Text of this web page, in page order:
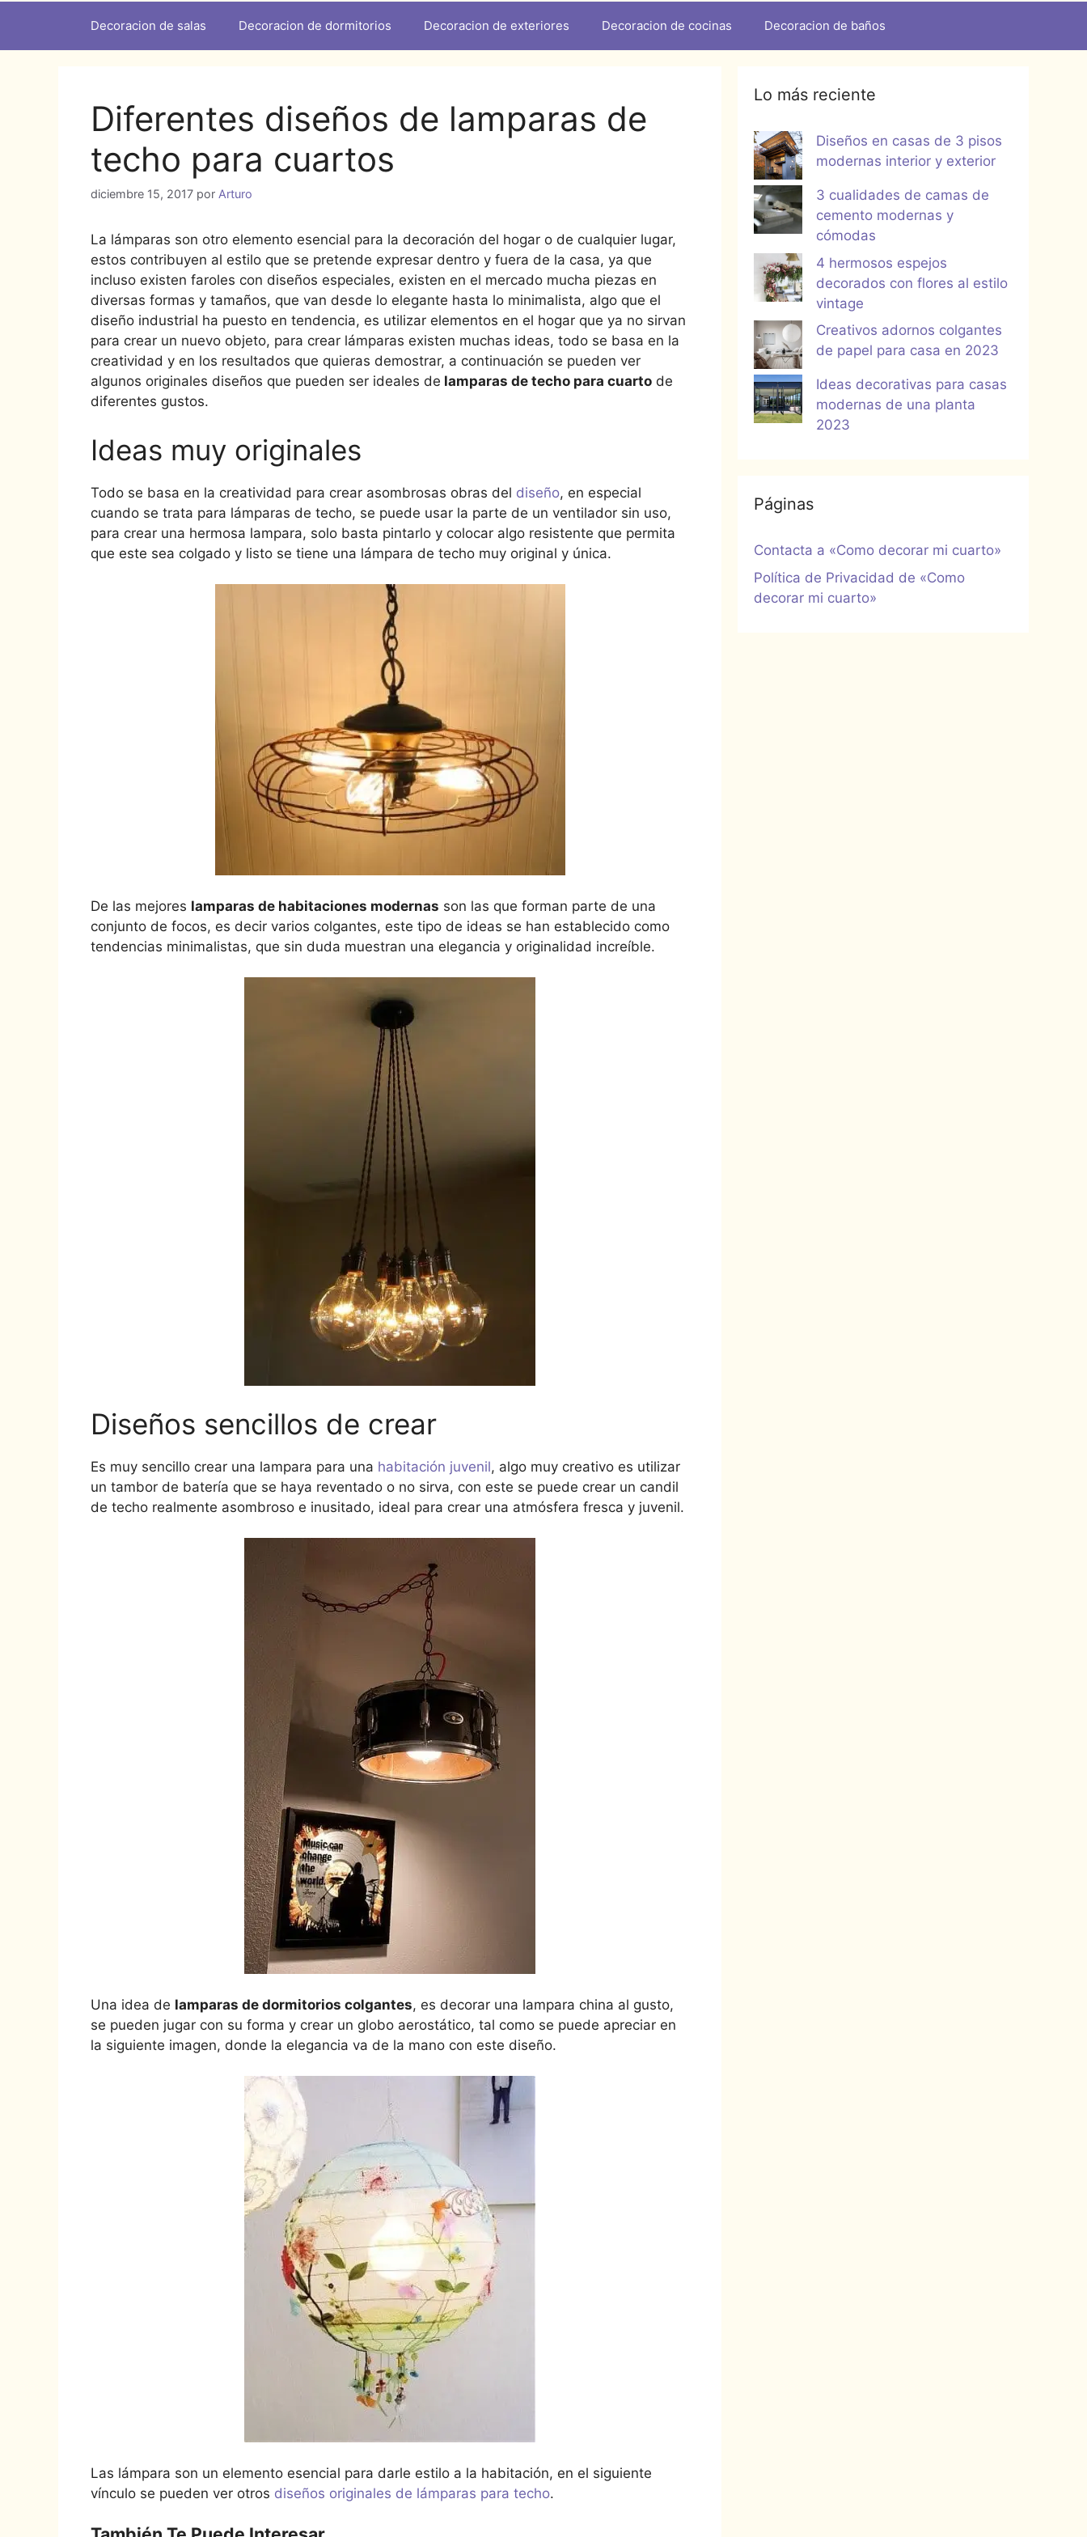
Decoracion de salas Decoracion de dormitorios Decoracion de exteriores Decoracion de cocinas Decoracion de baños
Diferentes diseños de lamparas de
techo para cuartos
diciembre 15, 2017 por Arturo
La lámparas son otro elemento esencial para la decoración del hogar o de cualquier lugar,
estos contribuyen al estilo que se pretende expresar dentro y fuera de la casa, ya que
incluso existen faroles con diseños especiales, existen en el mercado mucha piezas en
diversas formas y tamaños, que van desde lo elegante hasta lo minimalista, algo que el
diseño industrial ha puesto en tendencia, es utilizar elementos en el hogar que ya no sirvan
para crear un nuevo objeto, para crear lámparas existen muchas ideas, todo se basa en la
creatividad y en los resultados que quieras demostrar, a continuación se pueden ver
algunos originales diseños que pueden ser ideales de lamparas de techo para cuarto de
diferentes gustos.
Ideas muy originales
Todo se basa en la creatividad para crear asombrosas obras del diseño, en especial
cuando se trata para lámparas de techo, se puede usar la parte de un ventilador sin uso,
para crear una hermosa lampara, solo basta pintarlo y colocar algo resistente que permita
que este sea colgado y listo se tiene una lámpara de techo muy original y única.
De las mejores lamparas de habitaciones modernas son las que forman parte de una
conjunto de focos, es decir varios colgantes, este tipo de ideas se han establecido como
tendencias minimalistas, que sin duda muestran una elegancia y originalidad increíble.
Diseños sencillos de crear
Es muy sencillo crear una lampara para una habitación juvenil, algo muy creativo es utilizar
un tambor de batería que se haya reventado o no sirva, con este se puede crear un candil
de techo realmente asombroso e inusitado, ideal para crear una atmósfera fresca y juvenil.
Una idea de lamparas de dormitorios colgantes, es decorar una lampara china al gusto,
se pueden jugar con su forma y crear un globo aerostático, tal como se puede apreciar en
la siguiente imagen, donde la elegancia va de la mano con este diseño.
Las lámpara son un elemento esencial para darle estilo a la habitación, en el siguiente
vínculo se pueden ver otros diseños originales de lámparas para techo.
Lo más reciente
Diseños en casas de 3 pisos
modernas interior y exterior
3 cualidades de camas de
cemento modernas y
cómodas
4 hermosos espejos
decorados con flores al estilo
vintage
Creativos adornos colgantes
de papel para casa en 2023
Ideas decorativas para casas
modernas de una planta
2023
Páginas
Contacta a «Como decorar mi cuarto»
Política de Privacidad de «Como
decorar mi cuarto»